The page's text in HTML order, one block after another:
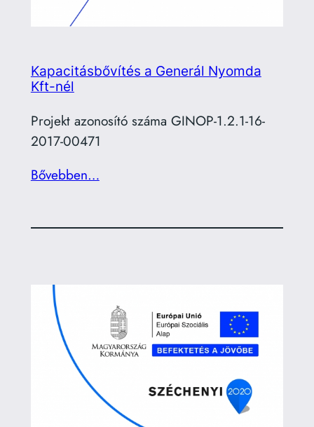
Kapacitásbővítés a Generál Nyomda
Kft-nél
Projekt azonosító száma GINOP-1.2.1-16-
2017-00471
Bővebben…